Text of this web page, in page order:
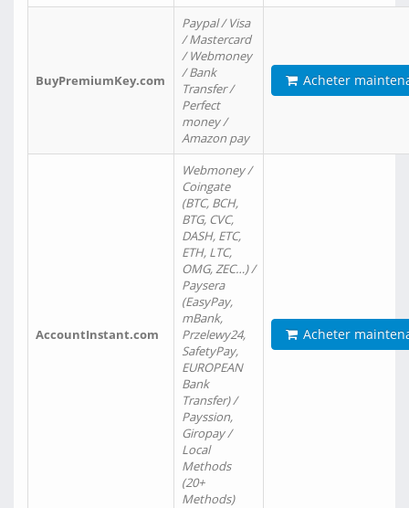
BuyPremiumKey.com
Paypal / Visa
/ Mastercard
/ Webmoney
/ Bank
Transfer /
Perfect
money /
Amazon pay
Acheter
AccountInstant.com
Webmoney /
Coingate
(BTC, BCH,
BTG, CVC,
DASH, ETC,
ETH, LTC,
OMG, ZEC…) /
Paysera
(EasyPay,
mBank,
Przelewy24,
SafetyPay,
EUROPEAN
Bank
Transfer) /
Payssion,
Giropay /
Local
Methods
(20+
Methods)
Acheter